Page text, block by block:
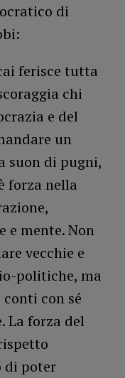
di
ferisce tutta
chi
e del
un
suon di pugni,
forza nella
e mente. Non
vecchie e
politiche, ma
con sé
La forza del
di poter